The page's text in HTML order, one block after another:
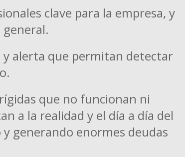
clave para la empresa, y
alerta que permitan detectar
que no funcionan ni
a la realidad y el día a día del
generando enormes deudas